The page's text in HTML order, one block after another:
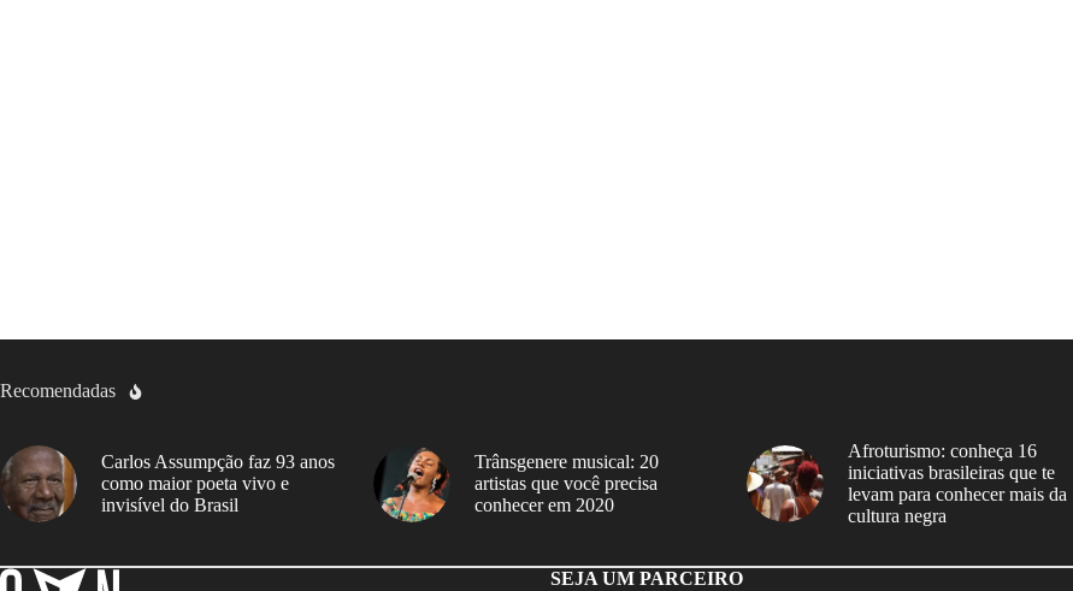
Recomendadas
Carlos Assumpção faz 93 anos
como maior poeta vivo e
invisível do Brasil
Trânsgenere musical: 20
artistas que você precisa
conhecer em 2020
Afroturismo: conheça 16
iniciativas brasileiras que te
levam para conhecer mais da
cultura negra
SEJA UM PARCEIRO